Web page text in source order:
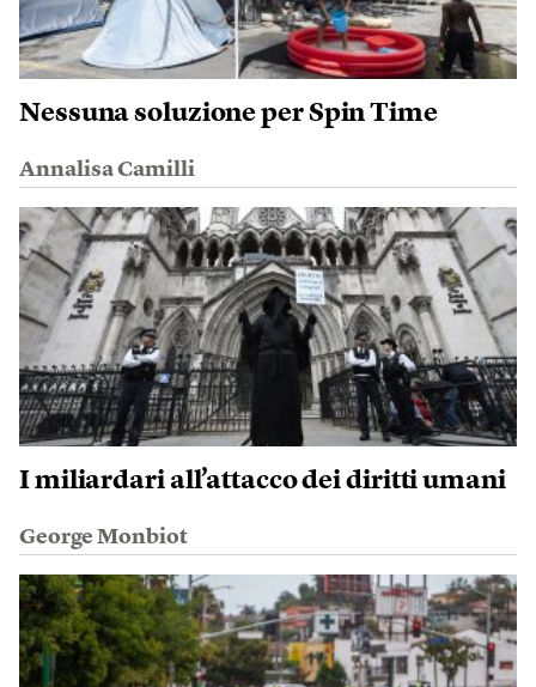
Nessuna soluzione per Spin Time
Annalisa Camilli
I miliardari all’attacco dei diritti umani
George Monbiot